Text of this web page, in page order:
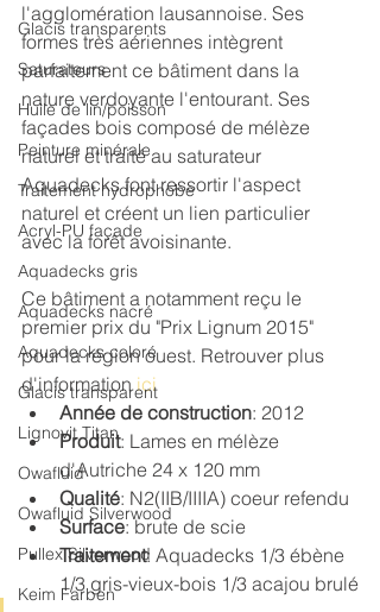
Glacis transparents
Saturateurs
Huile de lin/poisson
Peinture minérale
Traitement hydrophobe
Acryl-PU façade
Aquadecks gris
Aquadecks nacré
Aquadecks coloré
Glacis transparent
Lignovit Titan
Owafluid
Owafluid Silverwood
Pullex Silverwood
Keim Farben
l'agglomération lausannoise. Ses
formes très aériennes intègrent
parfaitement ce bâtiment dans la
nature verdoyante l'entourant. Ses
façades bois composé de mélèze
naturel et traité au saturateur
Aquadecks font ressortir l'aspect
naturel et créent un lien particulier
avec la forêt avoisinante.
Ce bâtiment a notamment reçu le
premier prix du "Prix Lignum 2015"
pour la région ouest. Retrouver plus
d'information ici
Année de construction: 2012
Produit: Lames en mélèze
d'Autriche 24 x 120 mm
Qualité: N2(IIB/IIIIA) coeur refendu
Surface: brute de scie
Traitement: Aquadecks 1/3 ébène
1/3 gris-vieux-bois 1/3 acajou brulé